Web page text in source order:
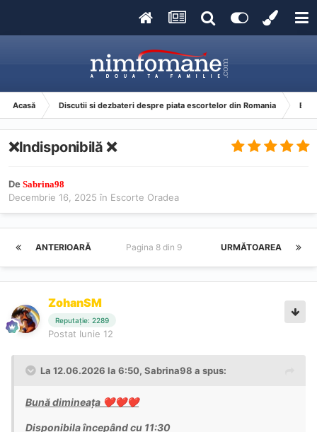
Acasă Discutii si dezbateri despre piata escortelor din Romania
❌Indisponibilă ❌
De Sabrina98
Decembrie 16, 2025 în Escorte Oradea
ANTERIOARĂ URMĂTOAREA
Pagina 8 din 9
ZohanSM
Reputație: 2289
Postat Iunie 12
La 12.06.2026 la 6:50, Sabrina98 a spus:
Bună dimineața ❤️❤️❤️
Disponibila începând cu 11:30